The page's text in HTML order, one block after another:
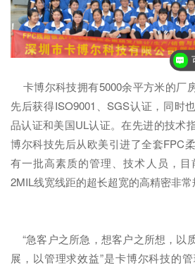
卡博尔科技拥有5000余平方米的厂
先后获得ISO9001、SGS认证，同时
品认证和美国UL认证。在先进的技术
博尔科技先后从欧美引进了全套FPC
有一批高素质的管理、技术人员，目
2MIL线宽线距的超长超宽的高精密非常
“急客户之所急，想客户之所想，以
展，以管理求效益”是卡博尔科技的